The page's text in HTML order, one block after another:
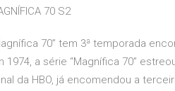
70 S2
70” tem 3ª temporada
1974, a série “Magnífica 70”
da HBO, já encomendou a